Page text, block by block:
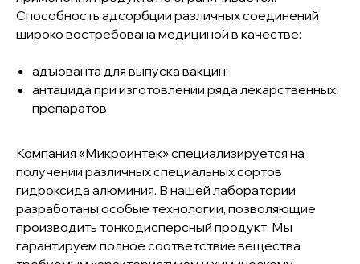
Способность адсорбции различных соединений
широко востребована медициной в качестве:
адъюванта для выпуска вакцин;
антацида при изготовлении ряда лекарственных
препаратов.
Компания «Микроинтек» специализируется на
получении различных специальных сортов
гидроксида алюминия. В нашей лаборатории
разработаны особые технологии, позволяющие
производить тонкодисперсный продукт. Мы
гарантируем полное соответствие вещества
INFO@MICROINTECH.RU
+7 (343) 939-99-11
Продукция
О компании
Отраслевые решения
Политика в области качества
Новости